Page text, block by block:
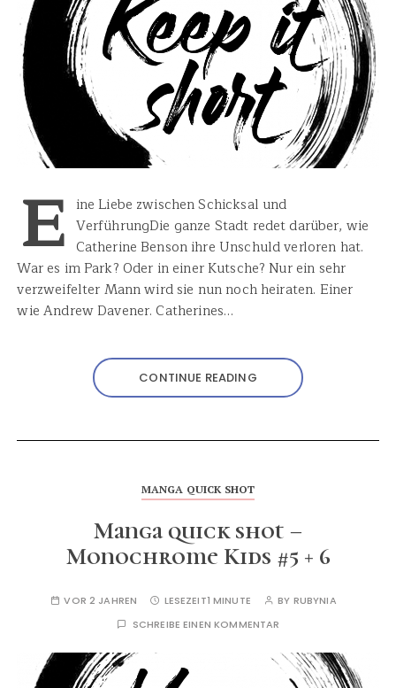
E ine Liebe zwischen Schicksal und
VerführungDie ganze Stadt redet darüber, wie
Catherine Benson ihre Unschuld verloren hat.
War es im Park? Oder in einer Kutsche? Nur ein sehr
verzweifelter Mann wird sie nun noch heiraten. Einer
wie Andrew Davener. Catherines…
CONTINUE READING
MANGA QUICK SHOT
Manga quick shot –
Monochrome Kids #5 + 6
VOR 2 JAHREN LESEZEIT1 MINUTE BY RUBYNIA
SCHREIBE EINEN KOMMENTAR